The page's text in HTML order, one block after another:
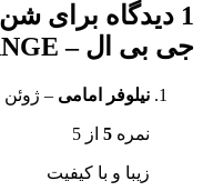
1 دیدگاه برای
شن
جی بی ال – JBL Sansibar ORANGE
نیلوفر امامی – ژوئن 16, 2019
نمره 5 از 5
زیبا و با کیفیت